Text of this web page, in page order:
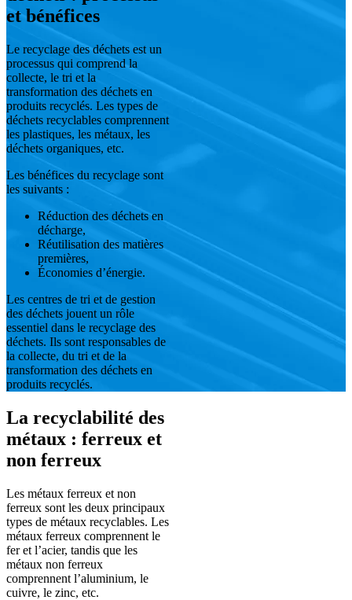
et bénéfices
Le recyclage des déchets est un
processus qui comprend la
collecte, le tri et la
transformation des déchets en
produits recyclés. Les types de
déchets recyclables comprennent
les plastiques, les métaux, les
déchets organiques, etc.
Les bénéfices du recyclage sont
les suivants :
Réduction des déchets en
décharge,
Réutilisation des matières
premières,
Économies d’énergie.
Les centres de tri et de gestion
des déchets jouent un rôle
essentiel dans le recyclage des
déchets. Ils sont responsables de
la collecte, du tri et de la
transformation des déchets en
produits recyclés.
La recyclabilité des
métaux : ferreux et
non ferreux
Les métaux ferreux et non
ferreux sont les deux principaux
types de métaux recyclables. Les
métaux ferreux comprennent le
fer et l’acier, tandis que les
métaux non ferreux
comprennent l’aluminium, le
cuivre, le zinc, etc.